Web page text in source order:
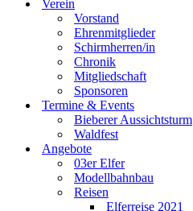
Verein
Vorstand
Ehrenmitglieder
Schirmherren/in
Chronik
Mitgliedschaft
Sponsoren
Termine & Events
Bieberer Aussichtsturm
Waldfest
Angebote
03er Elfer
Modellbahnbau
Reisen
Elferreise 2021